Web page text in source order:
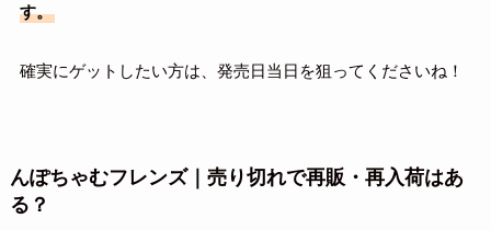
す。
確実にゲットしたい方は、発売日当日を狙ってくださいね！
んぽちゃむフレンズ｜売り切れで再販・再入荷はあ
る？